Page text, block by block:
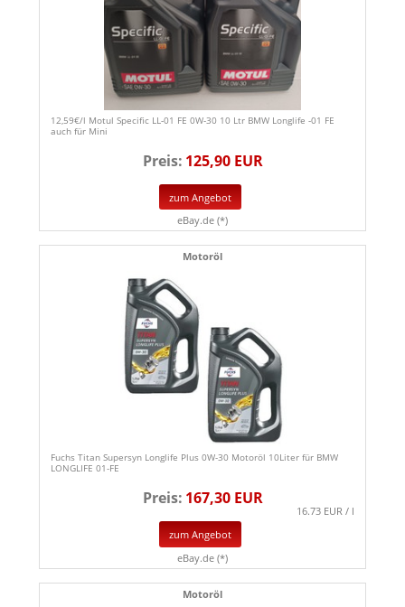
12,59€/l Motul Specific LL-01 FE 0W-30 10 Ltr BMW Longlife -01 FE
auch für Mini
Preis: 125,90 EUR
zum Angebot
eBay.de (*)
Motoröl
Fuchs Titan Supersyn Longlife Plus 0W-30 Motoröl 10Liter für BMW
LONGLIFE 01-FE
Preis: 167,30 EUR
16.73 EUR / l
zum Angebot
eBay.de (*)
Motoröl